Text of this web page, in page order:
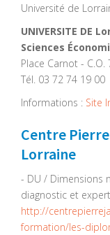
Université de
UNIVERSITE DE
Sciences
Place Carnot -
Tél. 03 72 74 19 00
Informations : Site
Centre
Lorraine
- DU / Dimensions
diagnostic et
http://
formation/les-